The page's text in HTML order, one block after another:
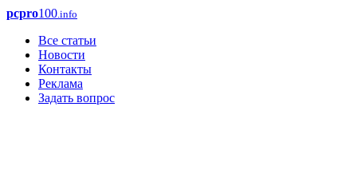
pcpro100.info
Все статьи
Новости
Контакты
Реклама
Задать вопрос